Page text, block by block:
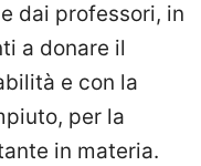
dai professori, in
a donare il
e con la
per la
in materia.